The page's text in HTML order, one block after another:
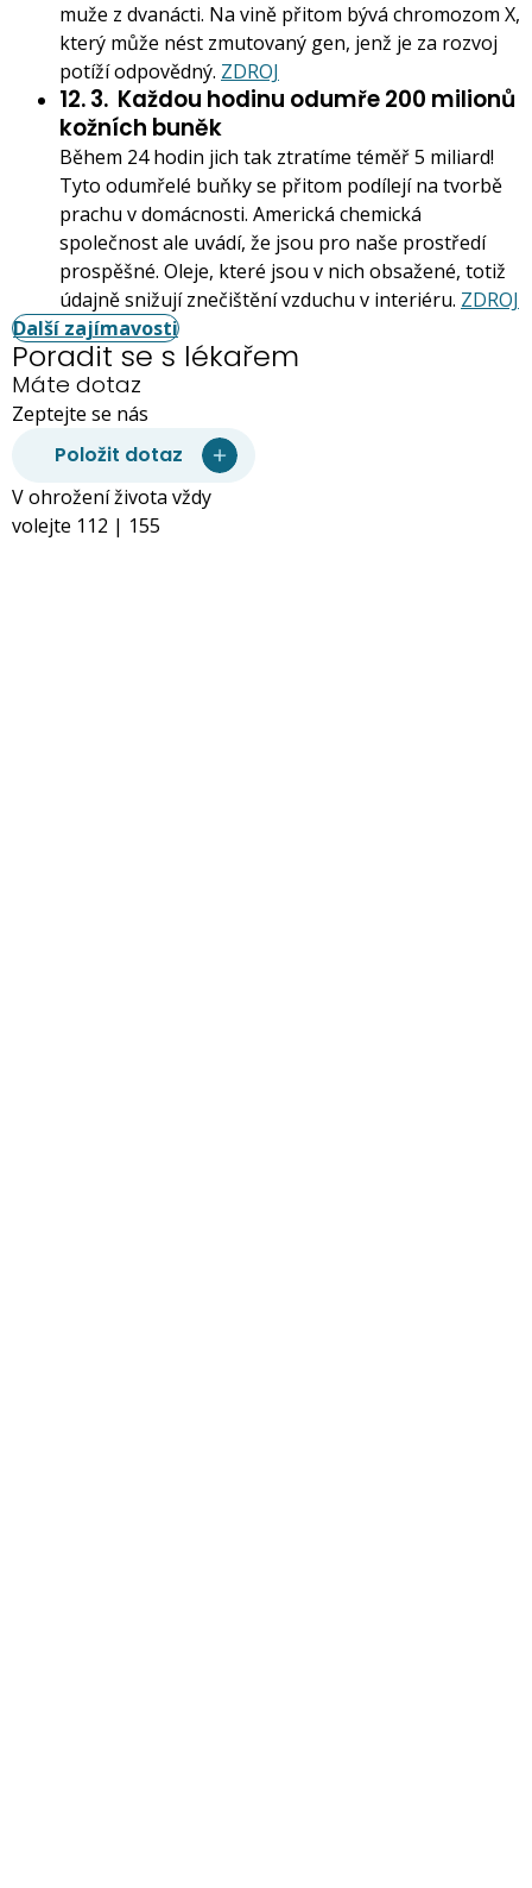
muže z dvanácti. Na vině přitom bývá chromozom X,
který může nést zmutovaný gen, jenž je za rozvoj
potíží odpovědný. ZDROJ
12. 3. Každou hodinu odumře 200 milionů
kožních buněk
Během 24 hodin jich tak ztratíme téměř 5 miliard!
Tyto odumřelé buňky se přitom podílejí na tvorbě
prachu v domácnosti. Americká chemická
společnost ale uvádí, že jsou pro naše prostředí
prospěšné. Oleje, které jsou v nich obsažené, totiž
údajně snižují znečištění vzduchu v interiéru. ZDROJ
Další zajímavosti
Poradit se s lékařem
Máte dotaz
Zeptejte se nás
Položit dotaz
V ohrožení života vždy
volejte 112 | 155